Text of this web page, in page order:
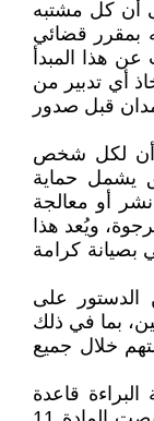
أن كل مشتبه
بمقرر قضائي
هذا المبدأ
أي تدبير من
قبل صدور
على أن لكل شخص
يشمل حماية
أو معالجة
ويُعد هذا
بصيانة كرامة
ينص الفصل 23 من الدستور على
بما في ذلك
خلال جميع
قاعدة